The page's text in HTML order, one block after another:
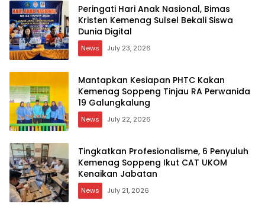
Peringati Hari Anak Nasional, Bimas
Kristen Kemenag Sulsel Bekali Siswa
Dunia Digital
News July 23, 2026
Mantapkan Kesiapan PHTC Kakan
Kemenag Soppeng Tinjau RA Perwanida
19 Galungkalung
News July 22, 2026
Tingkatkan Profesionalisme, 6 Penyuluh
Kemenag Soppeng Ikut CAT UKOM
Kenaikan Jabatan
News July 21, 2026